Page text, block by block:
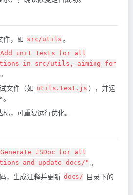
件，如 src/utils 。
"Add unit tests for all
in src/utils, aiming for
。
文件（如 utils.test.js ），并运
，可重复运行优化。
JSDoc for all
and update docs/" 。
，生成注释并更新 docs/ 目录下的